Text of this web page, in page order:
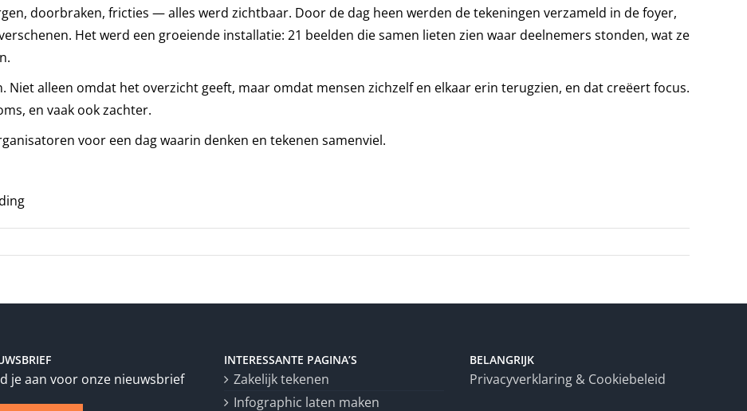
doorbraken, fricties — alles werd zichtbaar. Door de dag heen werden de tekeningen verzameld in de foyer,
Het werd een groeiende installatie: 21 beelden die samen lieten zien waar deelnemers stonden, wat ze
Niet alleen omdat het overzicht geeft, maar omdat mensen zichzelf en elkaar erin terugzien, en dat creëert focus.
en vaak ook zachter.
voor een dag waarin denken en tekenen samenviel.
je aan voor onze nieuwsbrief
INTERESSANTE PAGINA’S
Zakelijk tekenen
Infographic laten maken
BELANGRIJK
Privacyverklaring & Cookiebeleid